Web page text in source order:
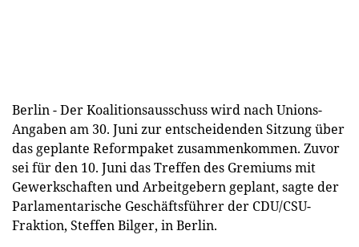
Berlin - Der Koalitionsausschuss wird nach Unions-
Angaben am 30. Juni zur entscheidenden Sitzung über
das geplante Reformpaket zusammenkommen. Zuvor
sei für den 10. Juni das Treffen des Gremiums mit
Gewerkschaften und Arbeitgebern geplant, sagte der
Parlamentarische Geschäftsführer der CDU/CSU-
Fraktion, Steffen Bilger, in Berlin.